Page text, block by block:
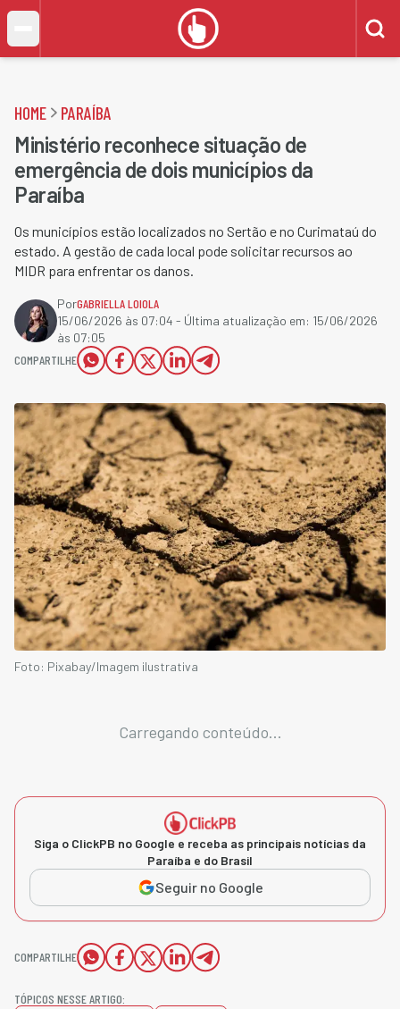
HOME PARAÍBA
Ministério reconhece situação de
emergência de dois municípios da
Paraíba
Os municípios estão localizados no Sertão e no Curimataú do
estado. A gestão de cada local pode solicitar recursos ao
MIDR para enfrentar os danos.
PorGABRIELLA LOIOLA
15/06/2026 às 07:04 - Última atualização em: 15/06/2026
às 07:05
COMPARTILHE
Foto: Pixabay/Imagem ilustrativa
Carregando conteúdo...
Siga o ClickPB no Google e receba as principais notícias da
Paraíba e do Brasil
Seguir no Google
COMPARTILHE
TÓPICOS NESSE ARTIGO: